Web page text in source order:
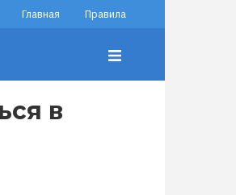
Главная Правила
в